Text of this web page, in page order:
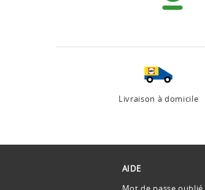
Livraison à domicile
AIDE